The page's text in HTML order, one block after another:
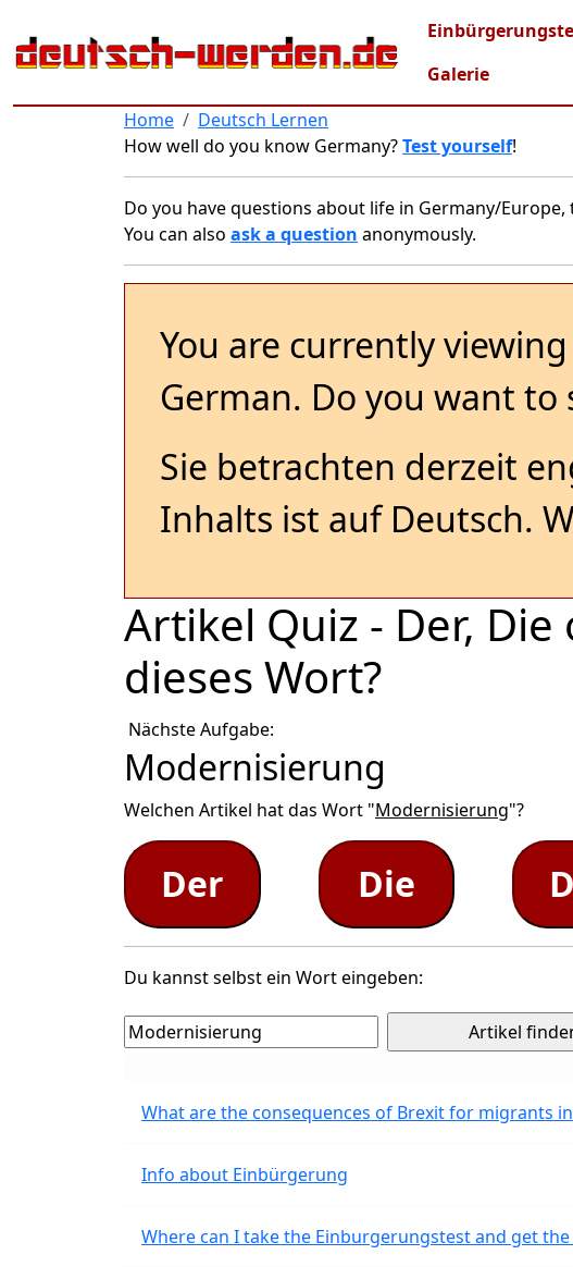
Main
Galerie
Home
Deutsch Lernen
How well do you know Germany?Test yourself!
Do you have questions about life in Germany/
You can also ask a question anonymously.
You are currently
German. Do you want to
Sie betrachten derzeit
Inhalts ist auf Deutsch.
Artikel Quiz - Der,
dieses Wort?
Nächste Aufgabe:
Modernisierung
Welchen Artikel hat das Wort "Modernisierung"?
Der Die
Du kannst selbst ein Wort eingeben:
What are the consequences of Brexit for migrants
Info about Einbürgerung
Where can I take the Einburgerungstest and get